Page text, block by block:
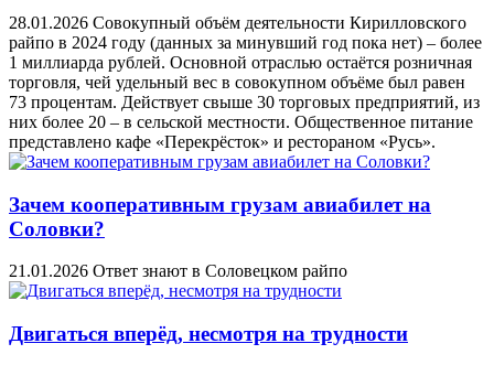
28.01.2026 Совокупный объём деятельности Кирилловского
райпо в 2024 году (данных за минувший год пока нет) – более
1 миллиарда рублей. Основной отраслью остаётся розничная
торговля, чей удельный вес в совокупном объёме был равен
73 процентам. Действует свыше 30 торговых предприятий, из
них более 20 – в сельской местности. Общественное питание
представлено кафе «Перекрёсток» и рестораном «Русь».
Зачем кооперативным грузам авиабилет на
Соловки?
21.01.2026 Ответ знают в Соловецком райпо
Двигаться вперёд, несмотря на трудности